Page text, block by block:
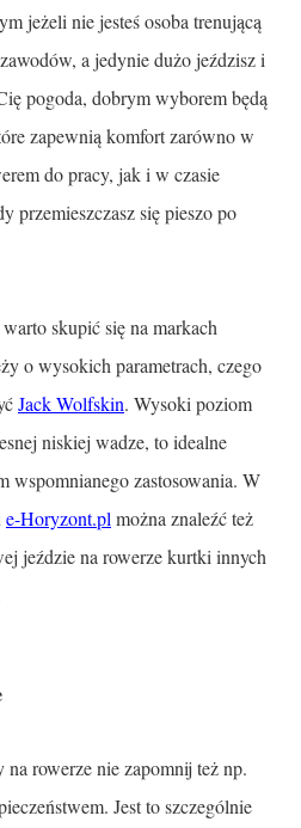
jeżeli nie jesteś osoba trenującą
a jedynie dużo jeździsz i
pogoda, dobrym wyborem będą
zapewnią komfort zarówno w
do pracy, jak i w czasie
przemieszczasz się pieszo po
skupić się na markach
o wysokich parametrach, czego
Jack Wolfskin. Wysoki poziom
niskiej wadze, to idealne
wspomnianego zastosowania. W
e-Horyzont.plmożna znaleźć też
jeździe na rowerze kurtki innych
rowerze nie zapomnij też np.
Jest to szczególnie